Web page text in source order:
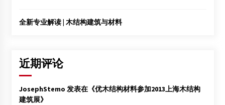
全新专业解读 | 木结构建筑与材料
近期评论
JosephStemo 发表在《优木结构材料参加2013上海木结构
建筑展》